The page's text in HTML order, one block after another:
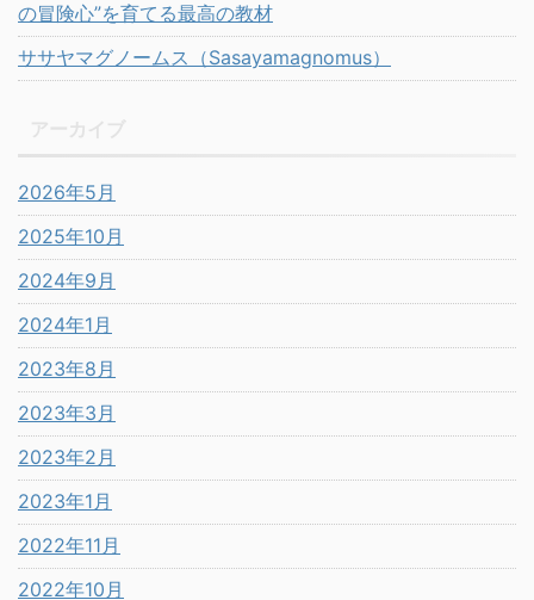
の冒険心”を育てる最高の教材
ササヤマグノームス（Sasayamagnomus）
2026年5月
2025年10月
2024年9月
2024年1月
2023年8月
2023年3月
2023年2月
2023年1月
2022年11月
2022年10月